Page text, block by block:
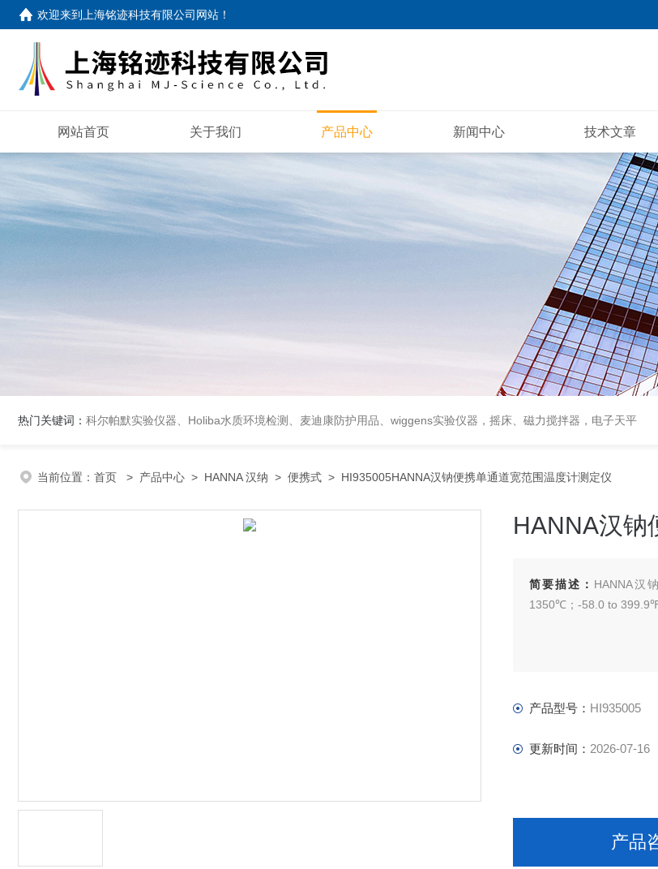
欢迎来到 上海铭迹科技有限公司网站 ！
网站首页 关于我们 产品中心 新闻中心 技术文章
热门关键词： 科尔帕默实验仪器、Holiba水质环境检测、麦迪康防护用品、wiggens实验仪器，摇床、磁力搅拌器，电子天平
当前位置： 首页 > 产品中心 > HANNA 汉纳 > 便携式 > HI935005HANNA汉钠便携单通道宽范围温度计测定仪
HANNA汉钠
简要描述： HANNA汉
1350℃；-58.0 to
产品型号： HI935005
更新时间： 2026-07-16
产品